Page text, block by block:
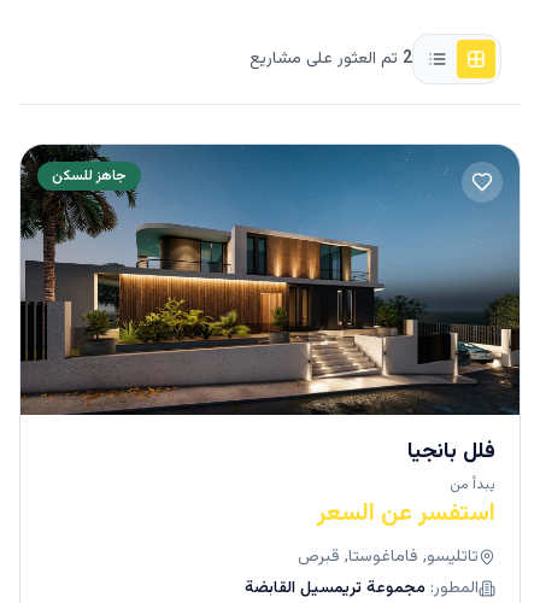
2 تم العثور على مشاريع
جاهز للسكن
فلل بانجيا
يبدأ من
استفسر عن السعر
تاتليسو, فاماغوستا, قبرص
المطور: مجموعة تريمسيل القابضة